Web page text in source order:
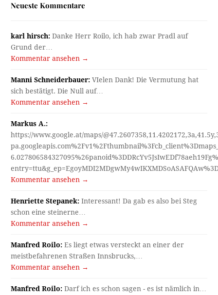
Neueste Kommentare
karl hirsch: Danke Herr Roilo, ich hab zwar Pradl auf
Grund der…
Kommentar ansehen →
Manni Schneiderbauer: VIelen Dank! Die Vermutung hat
sich bestätigt. Die Null auf…
Kommentar ansehen →
Markus A.:
https://www.google.at/maps/
Kommentar ansehen →
Henriette Stepanek: Interessant! Da gab es also bei Steg
schon eine steinerne…
Kommentar ansehen →
Manfred Roilo: Es liegt etwas versteckt an einer der
meistbefahrenen Straßen Innsbrucks,…
Kommentar ansehen →
Manfred Roilo: Darf ich es schon sagen - es ist nämlich in…